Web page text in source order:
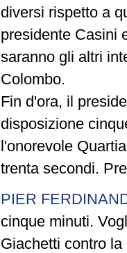
diversi rispetto a
presidente Casini
saranno gli altri
Colombo.
Fin d'ora, il
disposizione
l'onorevole
trenta secondi.
PIER
cinque minuti.
Giachetti contro